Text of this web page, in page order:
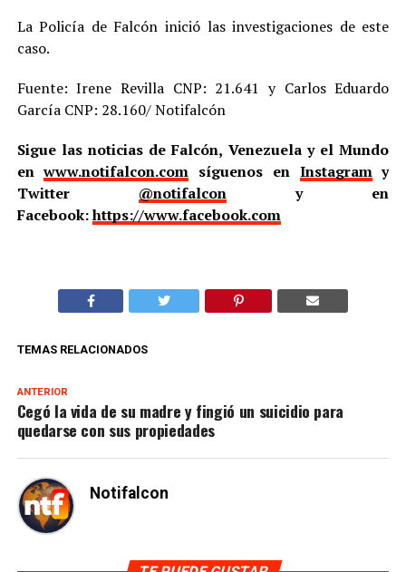
La Policía de Falcón inició las investigaciones de este
caso.
Fuente: Irene Revilla CNP: 21.641 y Carlos Eduardo
García CNP: 28.160/ Notifalcón
Sigue las noticias de Falcón, Venezuela y el Mundo
enwww.notifalcon.com síguenos en Instagramy
Twitter @notifalcony en
Facebook:https://www.facebook.com
TEMAS RELACIONADOS
ANTERIOR
Cegó la vida de su madre y fingió un suicidio para
quedarse con sus propiedades
Notifalcon